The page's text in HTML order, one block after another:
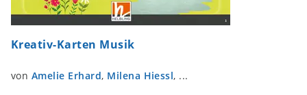
Kreativ-Karten Musik
von Amelie Erhard, Milena Hiessl, ...